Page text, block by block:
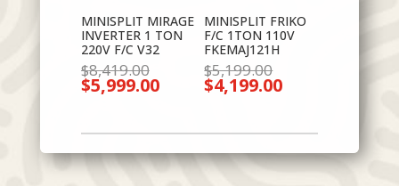
MINISPLIT MIRAGE
INVERTER 1 TON
220V F/C V32
$8,419.00El
precio
original
$5,999.00El
$5,999.00.
MINISPLIT FRIKO
F/C 1TON 110V
FKEMAJ121H
$5,199.00El
precio
original
$4,199.00El
$4,199.00.